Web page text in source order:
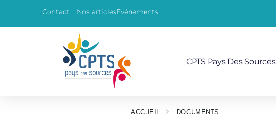
Contact Nos articlesEvénements
CPTS Pays Des Sources
ACCUEIL DOCUMENTS